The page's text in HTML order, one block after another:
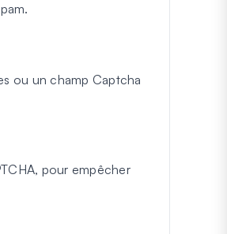
ou un champ Captcha
pour empêcher